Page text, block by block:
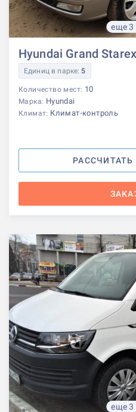
еще 3
Hyundai Grand
Единиц в парке: 5
Количество мест: 10
Марка: Hyundai
Климат: Климат-контроль
еще 3